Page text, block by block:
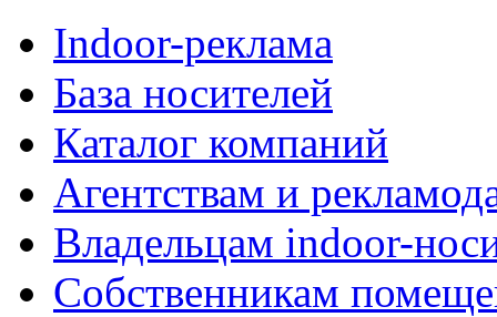
Indoor-реклама
База носителей
Каталог компаний
Агентствам и
Владельцам indoor-
Собственникам